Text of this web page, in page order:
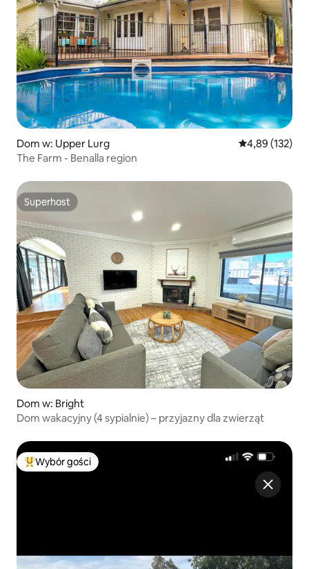
Dom w: Upper Lurg Średnia
4,89 (132)
The Farm - Benalla region
Superhost
Superhost
Dom w: Bright
Dom wakacyjny (4 sypialnie) – przyjazny dla zwierząt
Najpopularniejsze z kategorii Wybór gości
Wybór gości